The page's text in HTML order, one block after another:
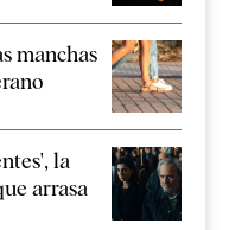
manchas
la
arrasa